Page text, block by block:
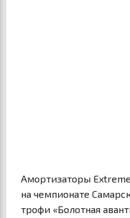
Амортизаторы
на чемпионате
трофи «Болотная